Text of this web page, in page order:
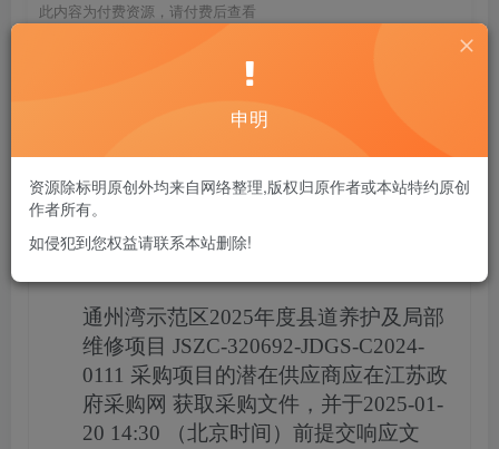
此内容为付费资源，请付费后查看
20
您当前未登录！建议登陆后购买，可保存购买订单
通州湾示范区2025年度县道养护及局部
维修项目 JSZC-320692-JDGS-C2024-
0111 采购项目的潜在供应商应在江苏政
府采购网 获取采购文件，并于2025-01-
20 14:30 （北京时间）前提交响应文
申明
资源除标明原创外均来自网络整理,版权归原作者或本站特约原创
作者所有。
如侵犯到您权益请联系本站删除!